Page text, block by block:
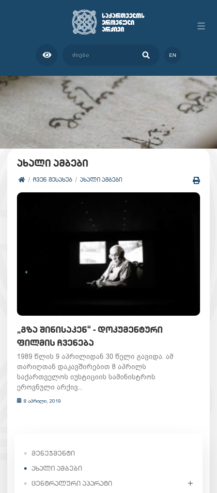
EN
ახალი ამბები
ᲩᲕᲔᲜ ᲨᲔᲡᲐᲮᲔᲑ ᲐᲮᲐᲚᲘ ᲐᲛᲑᲔᲑᲘ
„ᲒᲖᲐ ᲨᲘᲜᲘᲡᲐᲙᲔᲜ“ - ᲓᲝᲙᲣᲛᲔᲜᲢᲣᲠᲘ
ᲤᲘᲚᲛᲘᲡ ᲩᲕᲔᲜᲔᲑᲐ
1989 წლის 9 აპრილიდან 30 წელი გავიდა. ამ
თარიღთან დაკავშირებით 8 აპრილს
საქართველოს იუსტიციის სამინისტროს
ეროვნული არქივ...
8 აპრილი, 2019
ᲛᲔᲜᲔᲯᲛᲔᲜᲢᲘ
ᲐᲮᲐᲚᲘ ᲐᲛᲑᲔᲑᲘ
ᲪᲔᲜᲢᲠᲐᲚᲣᲠᲘ ᲐᲞᲐᲠᲐᲢᲘ